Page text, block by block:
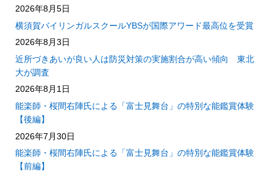
2026年8月5日
横須賀バイリンガルスクールYBSが国際アワード最高位を受賞
2026年8月3日
近所づきあいが良い人は防災対策の実施割合が高い傾向 東北
大が調査
2026年8月1日
能楽師・桜間右陣氏による「富士見舞台」の特別な能鑑賞体験
【後編】
2026年7月30日
能楽師・桜間右陣氏による「富士見舞台」の特別な能鑑賞体験
【前編】